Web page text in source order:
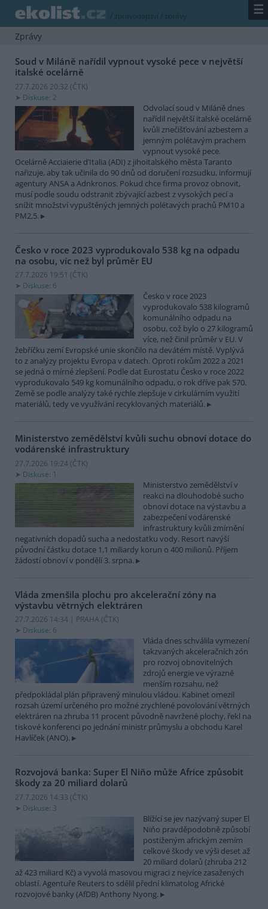
/ zpravodajství / zprávy ☰
Zprávy
Soud v Miláně nařídil vypnout vysoké pece v největší
italské ocelárně
27.7.2026 20:32 (ČTK)
Diskuse: 2
Odvolací soud v Miláně dnes
nařídil největší italské ocelárně
kvůli znečišťování azbestem a
jemným polétavým prachem
vypnout vysoké pece.
Ocelárně Acciaierie d’Italia (ADI) z jihoitalského města Taranto
nařizuje, aby tak učinila do 90 dnů od doručení rozsudku, informují
agentury ANSA a Adnkronos. Pokud chce firma provoz obnovit,
musí podle soudu odstranit zbývající azbest z vysokých pecí a
snížit množství vypuštěných jemných polétavých prachů PM10 a
PM2,5.
Česko v roce 2023 vyprodukovalo 538 kg na odpadu
na osobu, víc než byl průměr EU
27.7.2026 19:51 (ČTK)
Diskuse: 6
Česko v roce 2023
vyprodukovalo 538 kilogramů
komunálního odpadu na
osobu, což bylo o 27 kilogramů
více, než činil průměr v EU. V
žebříčku zemí Evropské unie skončilo na devátém místě. Vyplývá
to z analýzy projektu Evropa v datech. Oproti rokům 2022 a 2021
se jedná o mírné zlepšení. Podle dat Eurostatu Česko v roce 2022
vyprodukovalo 549 kg komunálního odpadu, o rok dříve pak 570.
Země se podle analýzy také rychle zlepšuje v cirkulárním využití
materiálů, tedy ve využívání recyklovaných materiálů.
Ministerstvo zemědělství kvůli suchu obnoví dotace do
vodárenské infrastruktury
27.7.2026 19:24 (ČTK)
Diskuse: 1
Ministerstvo zemědělství v
reakci na dlouhodobé sucho
obnoví dotace na výstavbu a
zabezpečení vodárenské
infrastruktury kvůli zmírnění
negativních dopadů sucha a nedostatku vody. Resort navýší
původní částku dotace 1,1 miliardy korun o 400 milionů. Příjem
žádostí obnoví v pondělí 3. srpna.
Vláda zmenšila plochu pro akcelerační zóny na
výstavbu větrných elektráren
27.7.2026 14:34 | PRAHA (ČTK)
Diskuse: 6
Vláda dnes schválila vymezení
takzvaných akceleračních zón
pro rozvoj obnovitelných
zdrojů energie ve výrazně
menším rozsahu, než
předpokládal plán připravený minulou vládou. Kabinet omezil
rozsah území určeného pro možné zrychlené povolování větrných
elektráren na zhruba 11 procent původně navržené plochy, řekl na
tiskové konferenci po jednání ministr průmyslu a obchodu Karel
Havlíček (ANO).
Rozvojová banka: Super El Niňo může Africe způsobit
škody za 20 miliard dolarů
27.7.2026 14:33 (ČTK)
Diskuse: 3
Blížící se jev nazývaný super El
Niňo pravděpodobně způsobí
postiženým africkým zemím
celkové škody ve výši deset až
20 miliard dolarů (zhruba 212
až 423 miliard Kč) a vyvolá masovou migraci z nejvíce zasažených
oblastí. Agentuře Reuters to sdělil přední klimatolog Africké
rozvojové banky (AfDB) Anthony Nyong.